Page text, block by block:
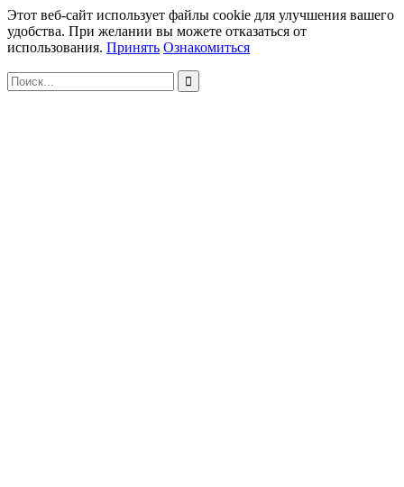
Этот веб-сайт использует файлы cookie для улучшения вашего
удобства. При желании вы можете отказаться от
использования. Принять Ознакомиться